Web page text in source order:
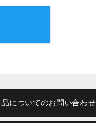
品についてのお問い合わせ